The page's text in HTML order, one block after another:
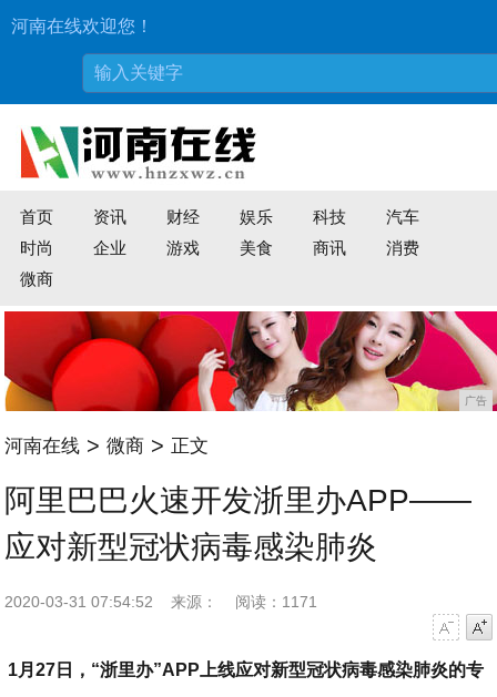
河南在线欢迎您！
首页 资讯 财经 娱乐 科技
汽车
时尚
企业 游戏 美食 商讯
消费
微商
广告
河南在线 > 微商 > 正文
阿里巴巴火速开发浙里办APP——
应对新型冠状病毒感染肺炎
2020-03-31 07:54:52 来源：
阅读：1171
1月27日，“浙里办”APP上线应对新型冠状病毒感染肺炎的专